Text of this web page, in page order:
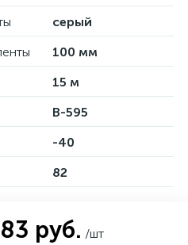
серый
100 мм
15 м
B-595
-40
82
руб. /шт